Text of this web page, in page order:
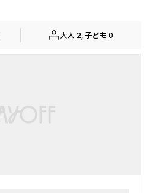
大人 2, 子ども 0